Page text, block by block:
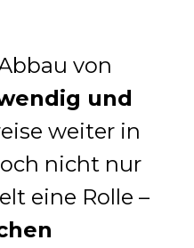
von
und
weiter in
nicht nur
eine Rolle –